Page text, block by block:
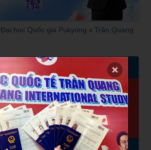
học Quốc gia Pukyong x Trần Quang